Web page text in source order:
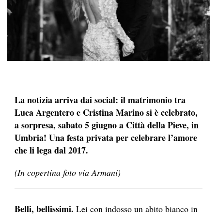
La notizia arriva dai social: il matrimonio tra
Luca Argentero e Cristina Marino si è celebrato,
a sorpresa, sabato 5 giugno a Città della Pieve, in
Umbria! Una festa privata per celebrare l’amore
che li lega dal 2017.
(In copertina foto via Armani)
Belli, bellissimi. Lei con indosso un abito bianco in